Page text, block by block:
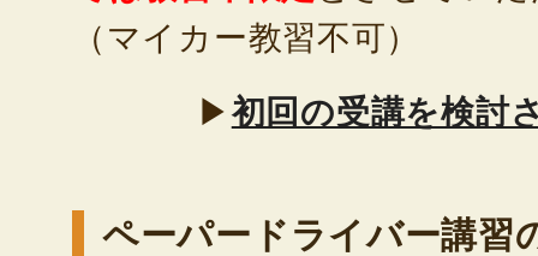
（マイカー教習不可）
▶初回の受講を検討
ペーパードライバー講習